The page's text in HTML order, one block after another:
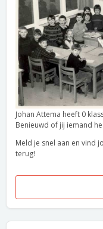
Johan Attema heeft 0
Benieuwd of jij iemand
Meld je snel aan en vind
terug!